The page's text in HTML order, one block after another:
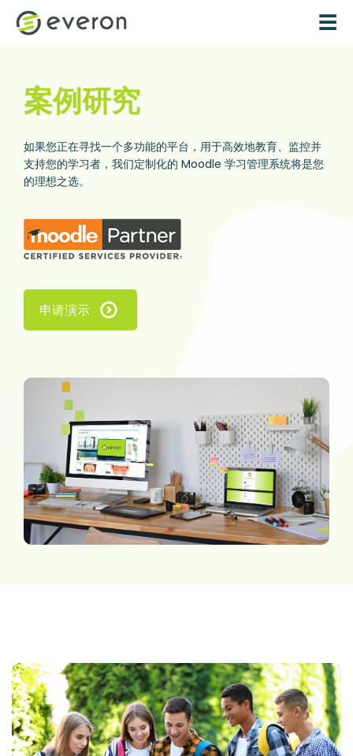
跳转到主要内容
☰
案例研究
如果您正在寻找一个多功能的平台，用于高效地教育、监控并
支持您的学习者，我们定制化的 Moodle 学习管理系统将是您
的理想之选。
申请演示